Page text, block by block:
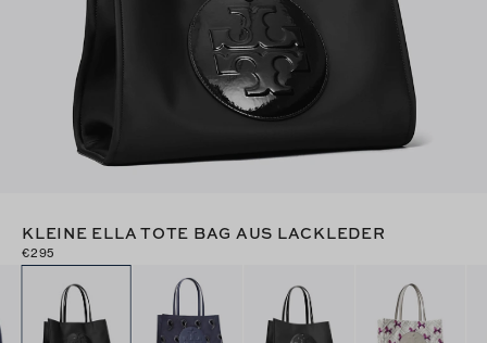
KLEINE ELLA TOTE BAG AUS LACKLEDER
€295